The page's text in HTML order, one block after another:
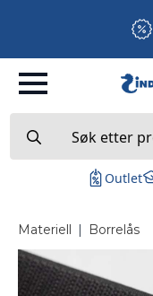
for:
Outlet
Materiell | Borrelås